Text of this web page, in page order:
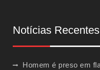
Notícias Recentes
Homem é preso em